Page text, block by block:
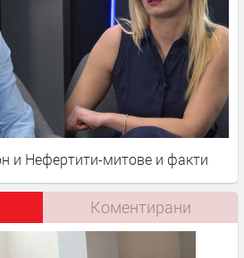
и Нефертити-митове и факти
Коментирани